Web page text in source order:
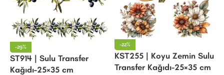
-29%
ST914 | Sulu Transfer
Kağıdı-25×35 cm
-22%
KST255 | Koyu Zemin Sulu
Transfer Kağıdı-25×35 cm